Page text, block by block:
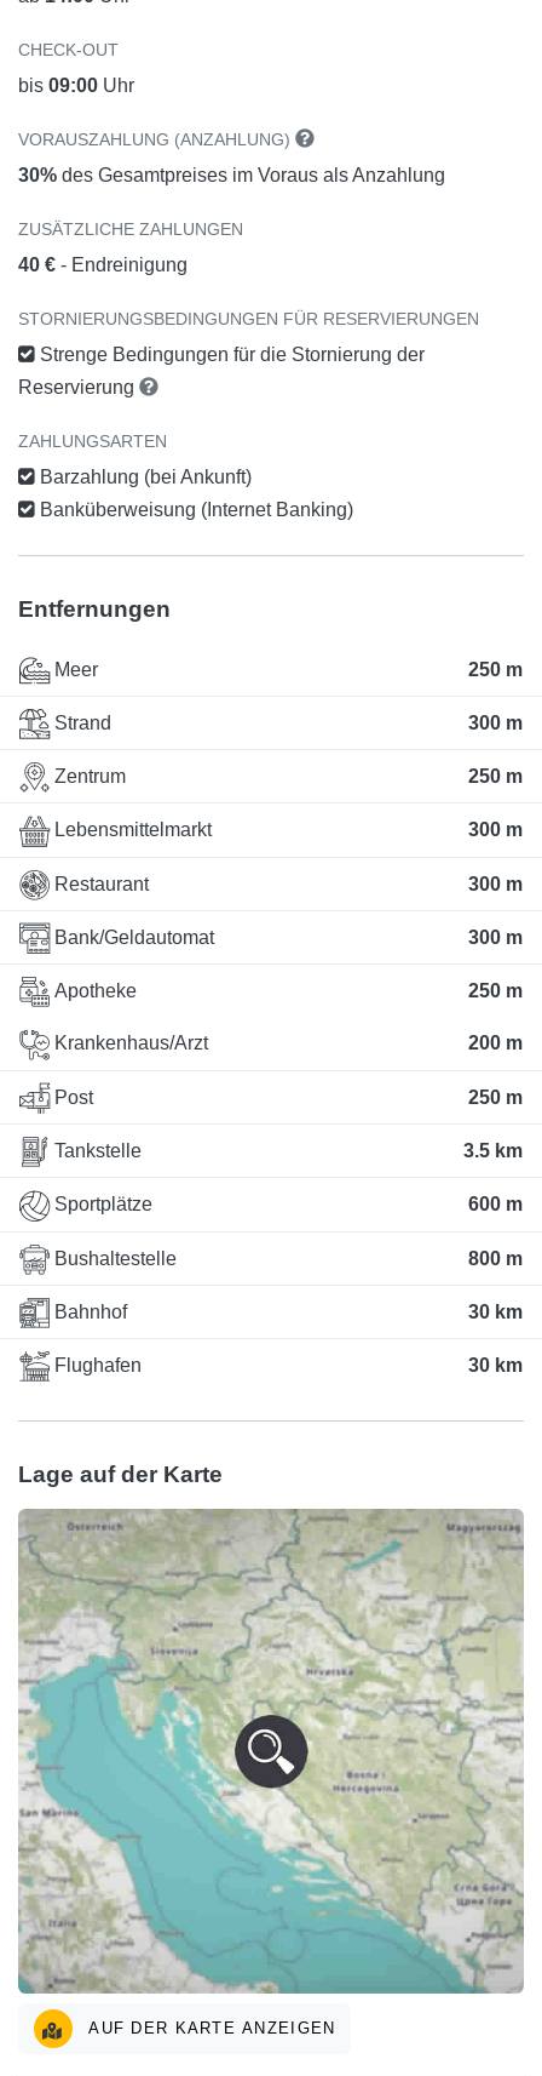
CHECK-OUT
bis 09:00 Uhr
VORAUSZAHLUNG (ANZAHLUNG)
30% des Gesamtpreises im Voraus als Anzahlung
ZUSÄTZLICHE ZAHLUNGEN
40 € - Endreinigung
STORNIERUNGSBEDINGUNGEN FÜR RESERVIERUNGEN
Strenge Bedingungen für die Stornierung der
Reservierung
ZAHLUNGSARTEN
Barzahlung (bei Ankunft)
Banküberweisung (Internet Banking)
Entfernungen
Meer 250 m
Strand 300 m
Zentrum 250 m
Lebensmittelmarkt 300 m
Restaurant 300 m
Bank/Geldautomat 300 m
Apotheke 250 m
Krankenhaus/Arzt 200 m
Post 250 m
Tankstelle 3.5 km
Sportplätze 600 m
Bushaltestelle 800 m
Bahnhof 30 km
Flughafen 30 km
Lage auf der Karte
AUF DER KARTE ANZEIGEN